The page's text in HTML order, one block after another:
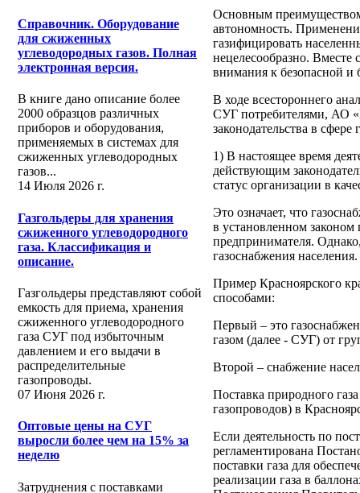
Справочник. Оборудование
для сжиженных
углеводородных газов. Полная
электронная версия.
В книге дано описание более
2000 образцов различных
приборов и оборудования,
применяемых в системах для
сжиженных углеводородных
газов...
14 Июля 2026 г.
Газгольдеры для хранения
сжиженного углеводородного
газа. Классификация и
описание.
Газгольдеры представляют собой
емкость для приема, хранения
сжиженного углеводородного
газа СУГ под избыточным
давлением и его выдачи в
распределительные
газопроводы.
07 Июня 2026 г.
Оптовые цены на СУГ
выросли более чем на 15% за
неделю
Затруднения с поставками
Основным
автономность.
газифицировать
нецелесообразно. Вместе
внимания к безопасной и
В ходе всестороннего
СУГ потребителями, АО
законодательства в
1) В настоящее время
действующим
статус организации в
Это означает, что
в установленном законом
предпринимателя.
газоснабжения населения.
Пример Красноярского
способами:
Первый – это
газом (далее - СУГ) от
Второй – снабжение
Поставка природного
газопроводов) в
Если деятельность по
регламентирована
поставки газа для
реализации газа в